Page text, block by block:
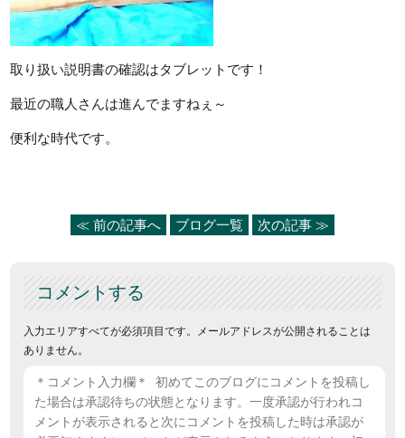
取り扱い説明書の確認はタブレットです！
最近の職人さんは進んでますねぇ～
便利な時代です。
≪ 前の記事へ ブログ一覧 次の記事 ≫
コメントする
入力エリアすべてが必須項目です。メールアドレスが公開されることは
ありません。